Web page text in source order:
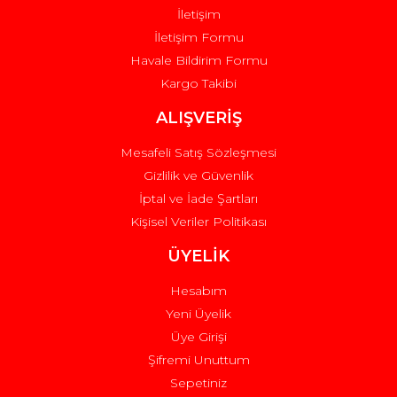
Gönder
İletişim
İletişim Formu
Havale Bildirim Formu
Kargo Takibi
ALIŞVERİŞ
Mesafeli Satış Sözleşmesi
Gizlilik ve Güvenlik
İptal ve İade Şartları
Kişisel Veriler Politikası
ÜYELİK
Hesabım
Yeni Üyelik
Üye Girişi
Şifremi Unuttum
Sepetiniz